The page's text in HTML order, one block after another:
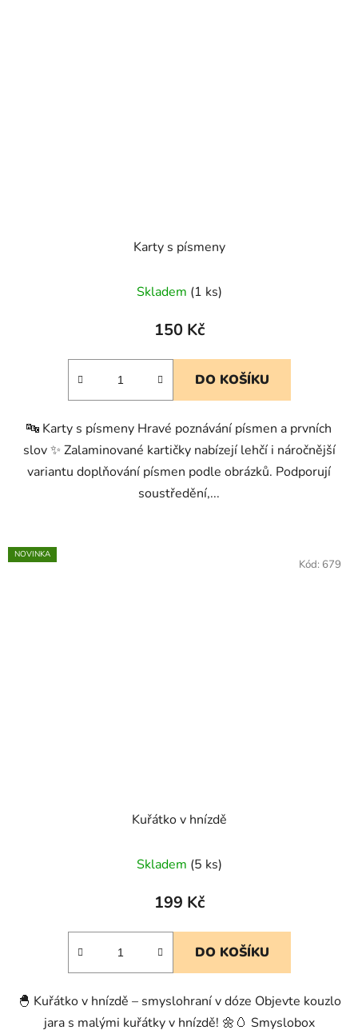
Karty s písmeny
Skladem (1 ks)
150 Kč
DO KOŠÍKU
🔤 Karty s písmeny Hravé poznávání písmen a prvních
slov ✨ Zalaminované kartičky nabízejí lehčí i náročnější
variantu doplňování písmen podle obrázků. Podporují
soustředění,...
NOVINKA
Kuřátko v hnízdě
Skladem (5 ks)
199 Kč
DO KOŠÍKU
🐣 Kuřátko v hnízdě – smyslohraní v dóze Objevte kouzlo
jara s malými kuřátky v hnízdě! 🌼🥚 Smyslobox
Kód: 679